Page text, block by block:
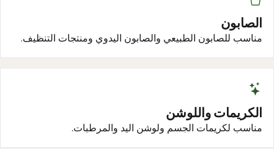
الصابون
مناسب للصابون الطبيعي والصابون اليدوي ومنتجات التنظيف.
الكريمات واللوشن
مناسب لكريمات الجسم ولوشن اليد والمرطبات.